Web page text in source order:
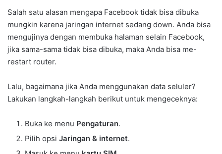
Salah satu alasan mengapa Facebook tidak bisa dibuka
mungkin karena jaringan internet sedang down. Anda bisa
mengujinya dengan membuka halaman selain Facebook,
jika sama-sama tidak bisa dibuka, maka Anda bisa me-
restart router.
Lalu, bagaimana jika Anda menggunakan data seluler?
Lakukan langkah-langkah berikut untuk mengeceknya:
Buka ke menu Pengaturan.
Pilih opsi Jaringan & internet.